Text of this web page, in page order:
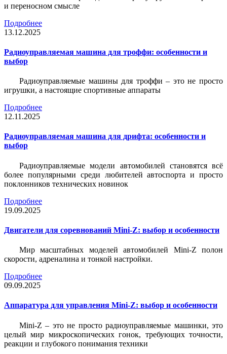
и переносном смысле
Подробнее
13.12.2025
Радиоуправляемая машина для троффи: особенности и
выбор
Радиоуправляемые машины для троффи – это не просто
игрушки, а настоящие спортивные аппараты
Подробнее
12.11.2025
Радиоуправляемая машина для дрифта: особенности и
выбор
Радиоуправляемые модели автомобилей становятся всё
более популярными среди любителей автоспорта и просто
поклонников технических новинок
Подробнее
19.09.2025
Двигатели для соревнований Mini-Z: выбор и особенности
Мир масштабных моделей автомобилей Mini-Z полон
скорости, адреналина и тонкой настройки.
Подробнее
09.09.2025
Аппаратура для управления Mini-Z: выбор и особенности
Mini-Z – это не просто радиоуправляемые машинки, это
целый мир микроскопических гонок, требующих точности,
реакции и глубокого понимания техники